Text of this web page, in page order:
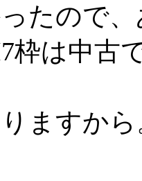
たので
枠は中古
ますから